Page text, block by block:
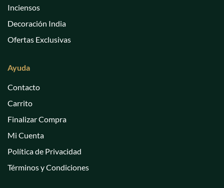
Inciensos
Decoración India
Ofertas Exclusivas
Ayuda
Contacto
Carrito
Finalizar Compra
Mi Cuenta
Política de Privacidad
Términos y Condiciones